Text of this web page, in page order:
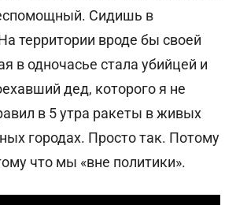
Сидишь в
территории вроде бы своей
в одночасье стала убийцей и
дед, которого я не
в 5 утра ракеты в живых
городах. Просто так. Потому
что мы «вне политики».